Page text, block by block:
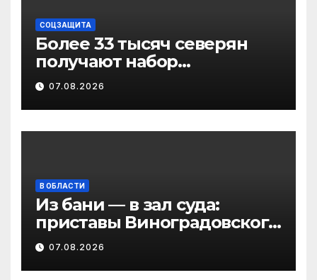
СОЦЗАЩИТА
Более 33 тысяч северян
получают набор
социальных услуг в виде
льгот
07.08.2026
В ОБЛАСТИ
Из бани — в зал суда:
приставы Виноградовского
округа разыскали
должника по алиментам
07.08.2026